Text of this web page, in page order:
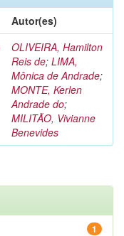
Autor(es)
OLIVEIRA, Hamilton
Reis de; LIMA,
Mônica de Andrade;
MONTE, Kerlen
Andrade do;
MILITÃO, Vivianne
Benevides
1